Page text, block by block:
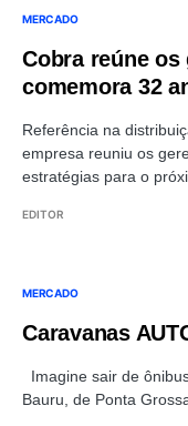
MERCADO
Cobra reúne os
comemora 32
Referência na
empresa reuniu os
estratégias para o
EDITOR
MERCADO
Caravanas
Imagine sair de
Bauru, de Ponta